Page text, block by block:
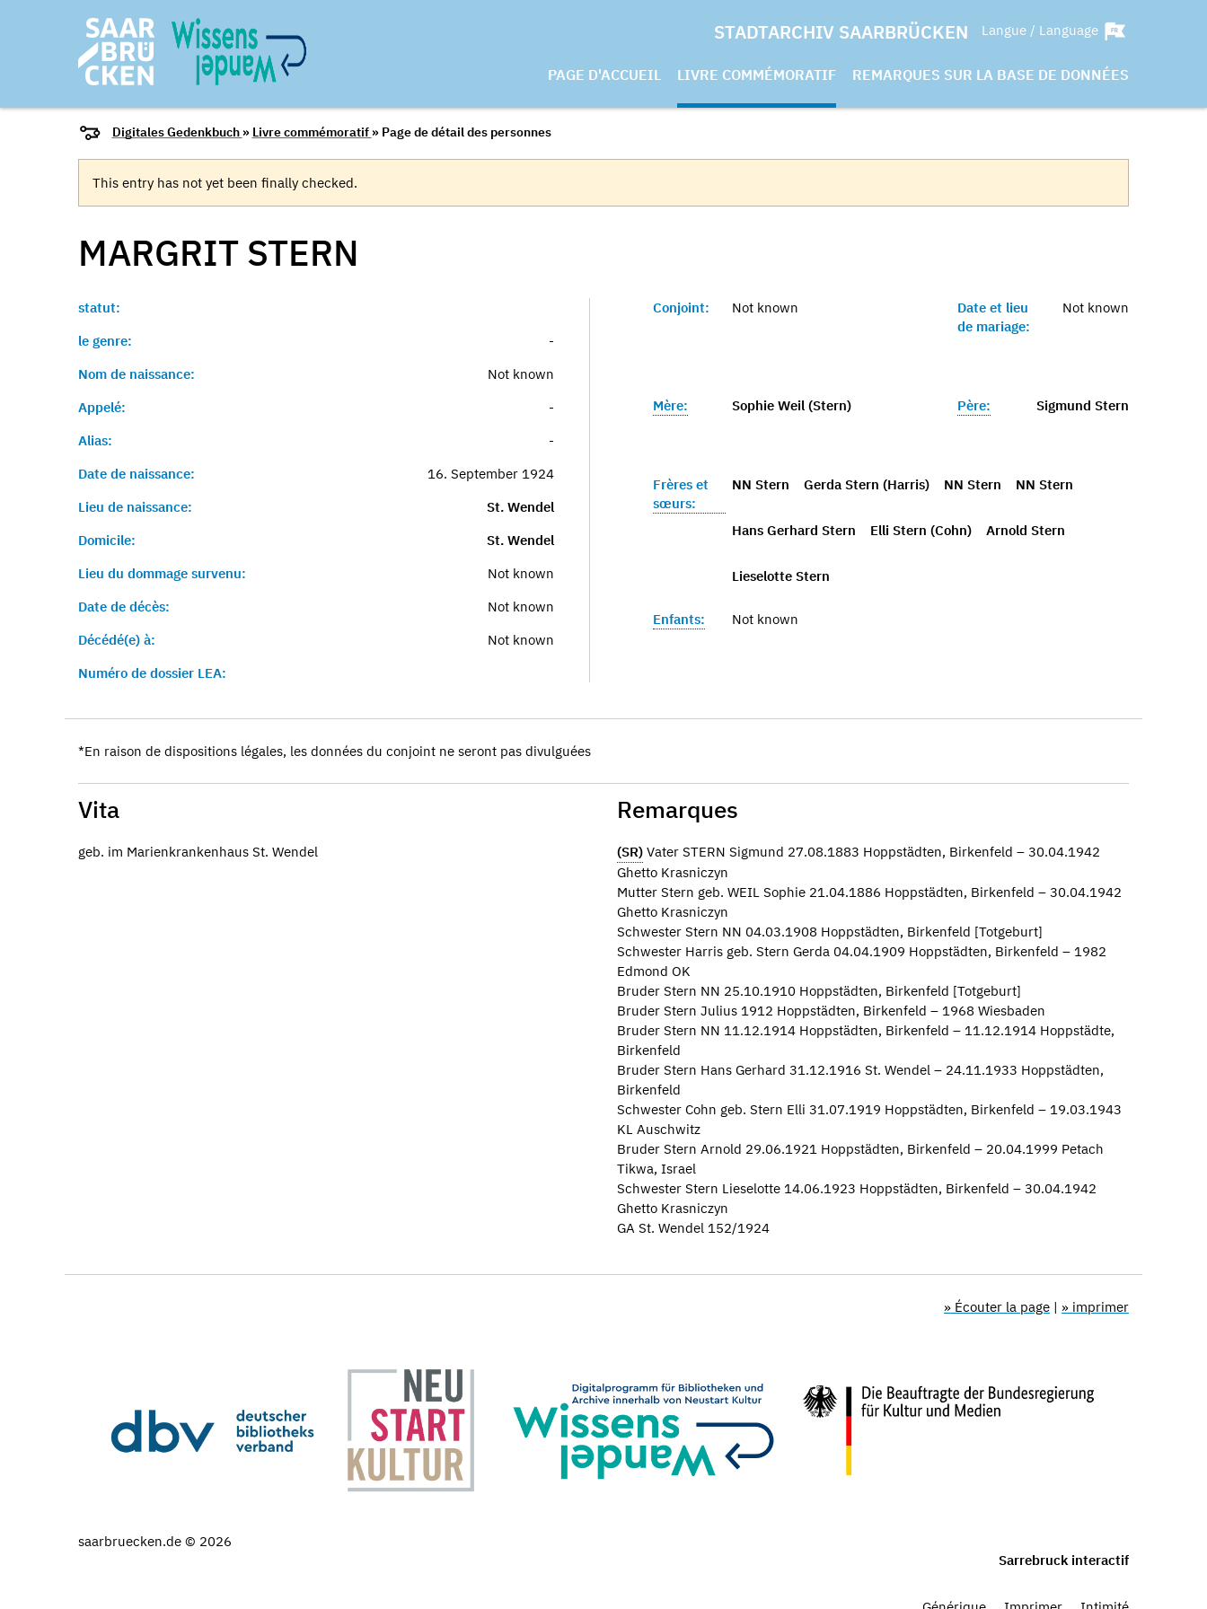
STADTARCHIV SAARBRÜCKEN Langue / Language
PAGE D'ACCUEIL LIVRE COMMÉMORATIF REMARQUES SUR LA BASE DE DONNÉES
Digitales Gedenkbuch » Livre commémoratif » Page de détail des personnes
This entry has not yet been finally checked.
MARGRITSTERN
statut:
le genre:
-
Nom de naissance:
Not known
Appelé:
-
Alias:
-
Date de naissance:
16. September 1924
Lieu de naissance:
St. Wendel
Domicile:
St. Wendel
Lieu du dommage survenu:
Not known
Date de décès:
Not known
Décédé(e) à:
Not known
Numéro de dossier LEA:
Conjoint: Not known
Date et lieu
de mariage:
Not known
Mère: Sophie Weil (Stern) Père: Sigmund Stern
Frères et
sœurs:
NN Stern Gerda Stern (Harris) NN Stern NN Stern
Hans Gerhard Stern Elli Stern (Cohn) Arnold Stern
Lieselotte Stern
Enfants: Not known
*En raison de dispositions légales, les données du conjoint ne seront pas divulguées
Vita
geb. im Marienkrankenhaus St. Wendel
Remarques
(SR) Vater STERN Sigmund 27.08.1883 Hoppstädten, Birkenfeld – 30.04.1942
Ghetto Krasniczyn
Mutter Stern geb. WEIL Sophie 21.04.1886 Hoppstädten, Birkenfeld – 30.04.1942
Ghetto Krasniczyn
Schwester Stern NN 04.03.1908 Hoppstädten, Birkenfeld [Totgeburt]
Schwester Harris geb. Stern Gerda 04.04.1909 Hoppstädten, Birkenfeld – 1982
Edmond OK
Bruder Stern NN 25.10.1910 Hoppstädten, Birkenfeld [Totgeburt]
Bruder Stern Julius 1912 Hoppstädten, Birkenfeld – 1968 Wiesbaden
Bruder Stern NN 11.12.1914 Hoppstädten, Birkenfeld – 11.12.1914 Hoppstädte,
Birkenfeld
Bruder Stern Hans Gerhard 31.12.1916 St. Wendel – 24.11.1933 Hoppstädten,
Birkenfeld
Schwester Cohn geb. Stern Elli 31.07.1919 Hoppstädten, Birkenfeld – 19.03.1943
KL Auschwitz
Bruder Stern Arnold 29.06.1921 Hoppstädten, Birkenfeld – 20.04.1999 Petach
Tikwa, Israel
Schwester Stern Lieselotte 14.06.1923 Hoppstädten, Birkenfeld – 30.04.1942
Ghetto Krasniczyn
GA St. Wendel 152/1924
» Écouter la page | » imprimer
saarbruecken.de © 2026
Sarrebruck interactif